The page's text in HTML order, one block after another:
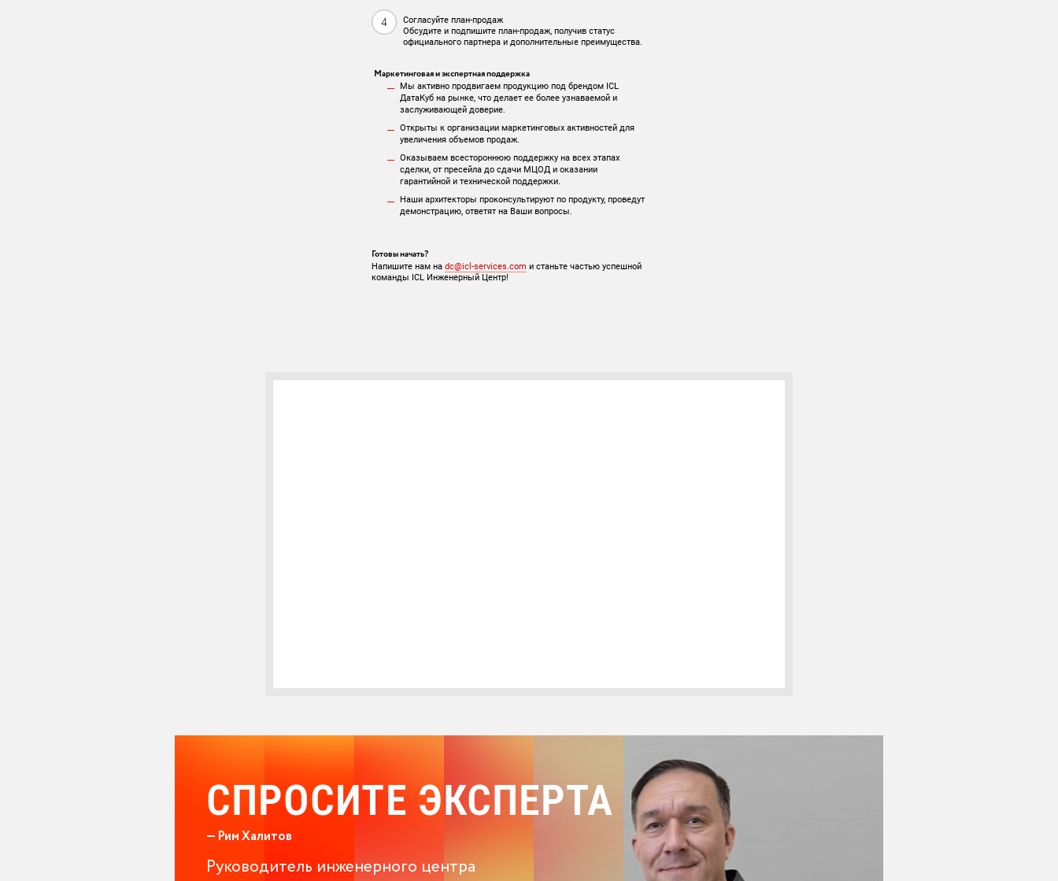
Согласуйте план-продаж
Обсудите и подпишите план-продаж, получив статус
официального партнера и дополнительные преимущества.
Маркетинговая и экспертная поддержка
Мы активно продвигаем продукцию под брендом ICL
ДатаКуб на рынке, что делает ее более узнаваемой и
заслуживающей доверие.
Открыты к организации маркетинговых активностей для
увеличения объемов продаж.
Оказываем всестороннюю поддержку на всех этапах
сделки, от пресейла до сдачи МЦОД и оказании
гарантийной и технической поддержки.
Наши архитекторы проконсультируют по продукту, проведут
демонстрацию, ответят на Ваши вопросы.
Готовы начать?
Напишите нам на dc@icl-services.com и станьте частью успешной
команды ICL Инженерный Центр!
СПРОСИТЕ ЭКСПЕРТА
— Рим Халитов
Руководитель инженерного центра